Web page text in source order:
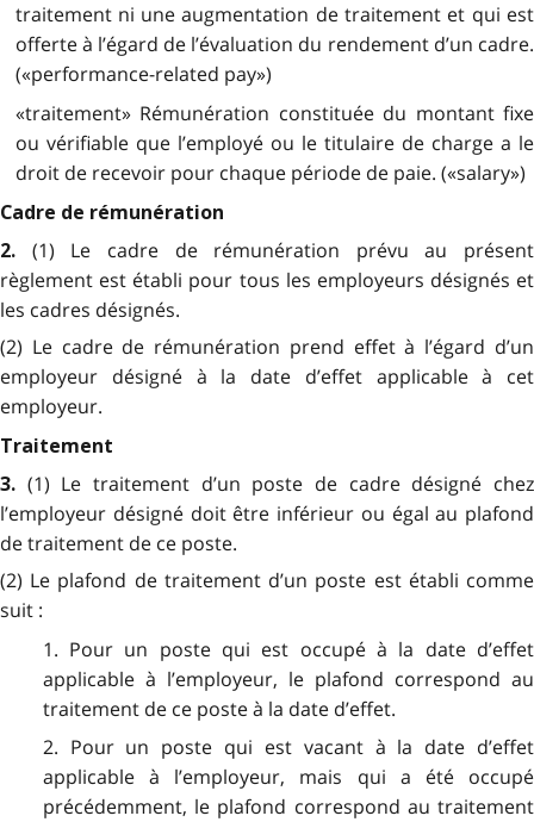
traitement ni une augmentation de traitement et qui est
offerte à l’égard de l’évaluation du rendement d’un cadre.
(«performance-related pay»)
«traitement» Rémunération constituée du montant fixe
ou vérifiable que l’employé ou le titulaire de charge a le
droit de recevoir pour chaque période de paie. («salary»)
Cadre de rémunération
2. (1) Le cadre de rémunération prévu au présent
règlement est établi pour tous les employeurs désignés et
les cadres désignés.
(2) Le cadre de rémunération prend effet à l’égard d’un
employeur désigné à la date d’effet applicable à cet
employeur.
Traitement
3. (1) Le traitement d’un poste de cadre désigné chez
l’employeur désigné doit être inférieur ou égal au plafond
de traitement de ce poste.
(2) Le plafond de traitement d’un poste est établi comme
suit :
1. Pour un poste qui est occupé à la date d’effet
applicable à l’employeur, le plafond correspond au
traitement de ce poste à la date d’effet.
2. Pour un poste qui est vacant à la date d’effet
applicable à l’employeur, mais qui a été occupé
précédemment, le plafond correspond au traitement